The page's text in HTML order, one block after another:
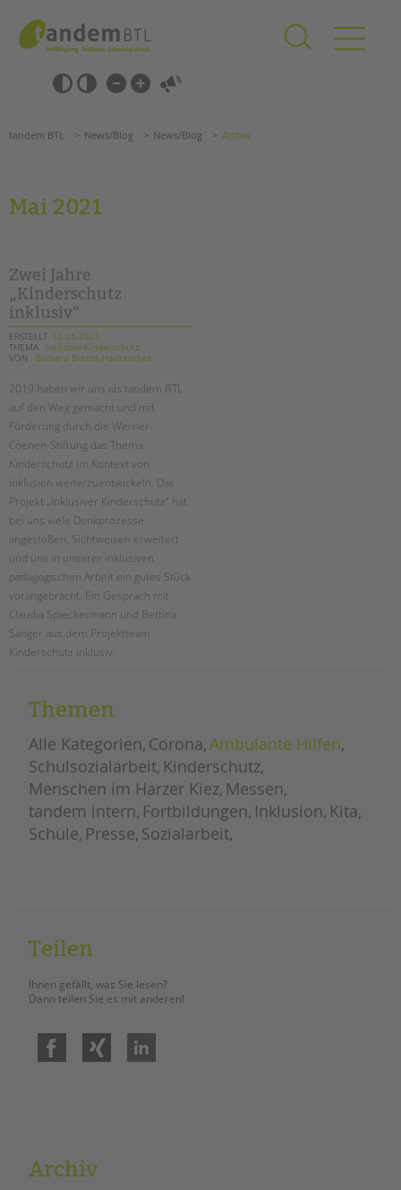
springen
Barrierefrei-
Einstellungen
überspringen
überspringen
Förderzentren
Kollegs
EFöB
Schulbezogene Sozialarbeit
Tagesgruppen
HILFEN ZUR ERZIEHUNG
EINGLIEDERUNGSHILFE
BETREUTES WOHNEN
TANDEM BTL AKADEMIE
Zertfikatskurse
Seminarkalender
Seminarräume
STADTTEILARBEIT
Kinder- und Jugendschutz
Unsere Videos
Gesellschafter VdK
schoolcoach BTL
tandem international
KARRIERE
unkuerzbar
Briefe an Kai
Magazin
Intranet
Suchen
tandem BTL News/Blog News/Blog Archiv
Mai 2021
Zwei Jahre
„Kinderschutz
inklusiv“
ERSTELLT 10.05.2021
THEMA
InklusionKinderschutz
VON
Barbara Brecht-Hadraschek
2019 haben wir uns als tandem BTL
auf den Weg gemacht und mit
Förderung durch die Werner-
Coenen-Stiftung das Thema
Kinderschutz im Kontext von
Inklusion weiterzuentwickeln. Das
Projekt „Inklusiver Kinderschutz“ hat
bei uns viele Denkprozesse
angestoßen, Sichtweisen erweitert
und uns in unserer inklusiven
pädagogischen Arbeit ein gutes Stück
vorangebracht. Ein Gespräch mit
Claudia Spieckermann und Bettina
Sänger aus dem Projektteam
Kinderschutz inklusiv.
„kinderschutz
inklusiv“
Themen
Alle Kategorien Corona Ambulante Hilfen
Schulsozialarbeit Kinderschutz
Menschen im Harzer Kiez Messen
tandem intern Fortbildungen Inklusion Kita
Schule Presse Sozialarbeit
Teilen
Ihnen gefällt, was Sie lesen?
Dann teilen Sie es mit anderen!
Facebook
Archiv